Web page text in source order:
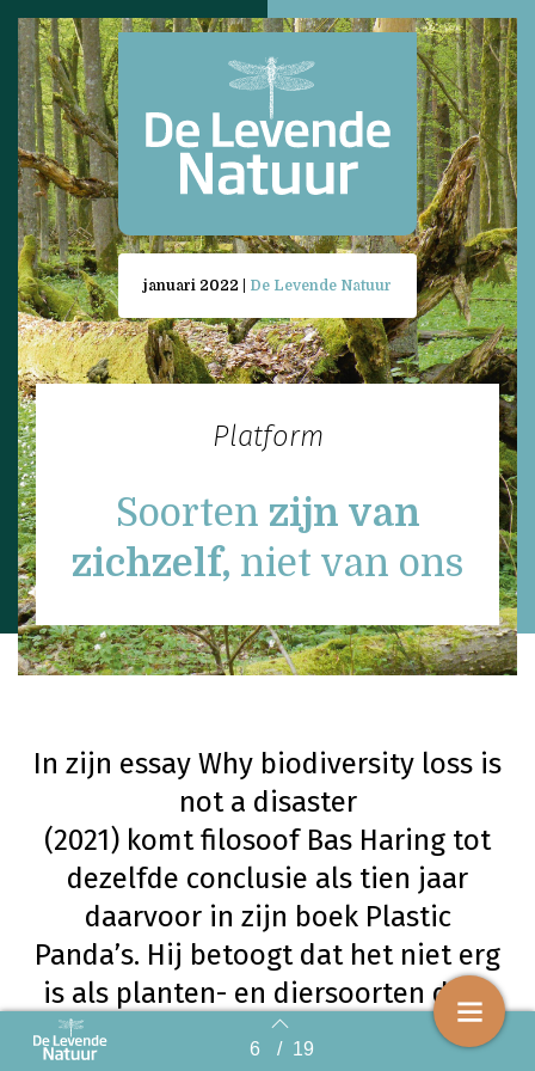
Back to index 6 / 19
januari 2022 | De Levende Natuur
Platform
Soorten zijn van
zichzelf, niet van ons
In zijn essay Why biodiversity loss is
not a disaster
(2021) komt filosoof Bas Haring tot
dezelfde conclusie als tien jaar
daarvoor in zijn boek Plastic
Panda’s. Hij betoogt dat het niet erg
is als planten- en diersoorten door
menselijk toedoen verdwijnen. Want,